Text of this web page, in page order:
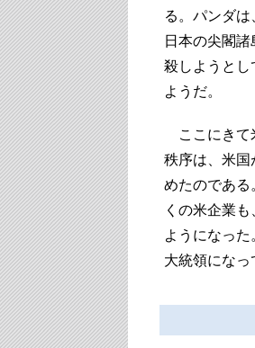
る。パンダ
日本の尖閣
殺しようとし
ようだ。
ここにきて
秩序は、米国
めたのである
くの米企業
ようになっ
大統領になっ